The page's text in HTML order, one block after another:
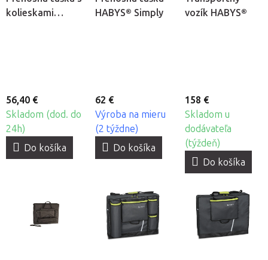
kolieskami
56,40 €
Skladom (dod. do
24h)
Do košíka
HABYS® Simply
62 €
Výroba na mieru
(2 týždne)
Do košíka
vozík HABYS®
158 €
Skladom u
dodávateľa
(týždeň)
Do košíka